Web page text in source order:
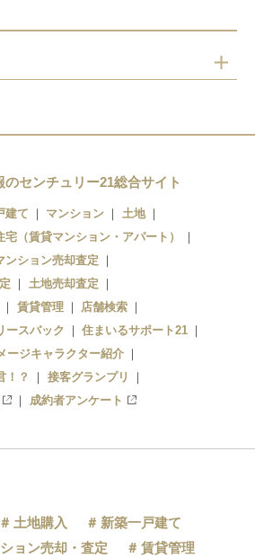
センチュリー21総合サイト
建て マンション
土地
宅（賃貸マンション・アパート）
ンション売却査定
土地売却査定
賃貸管理
店舗検索
ースバック
住まいるサポート21
ージキャラクター紹介
！？
接客グランプリ
成約者アンケート
土地購入
新築一戸建て
ョン売却・査定
賃貸管理